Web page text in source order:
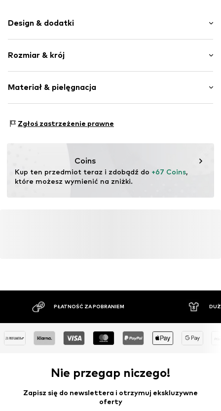
Design & dodatki
Imitacja skóry
Z platformą
Zaokrąglony czubek
Rozmiar & krój
Materiał & pielęgnacja
Podszewka wewnętrzna: Bawełna
Zgłoś zastrzeżenie prawne
Coins
Kup ten przedmiot teraz i zdobądź do +67 Coins,
które możesz wymienić na zniżki.
PŁATNOŚĆ ZA POBRANIEM
Nie przegap niczego!
Zapisz się do newslettera i otrzymuj ekskluzywne
oferty